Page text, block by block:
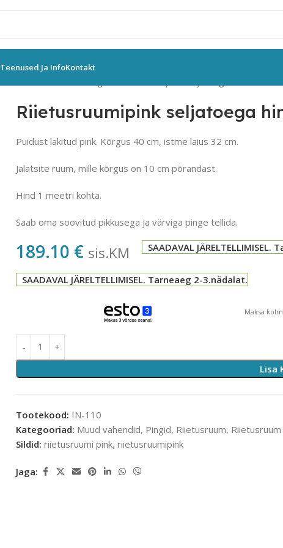
Teenused Ja InfoKontakt
Riietusruumipink seljatoega
Puidust lakitud pink. Kõrgus 40 cm, istme laius 32 cm.
Jalatsite ruum, mille kõrgus on 10 cm põrandast.
Hind 1 meetri kohta.
Saab oma soovitud pikkusega ja värviga pinge tellida.
189.10 € sis.KM SAADAVAL
SAADAVAL JÄRELTELLIMISEL. Tarneaeg 2-3.nädalat.
Maksa
Lisa
Tootekood: IN-110
Kategooriad: Muud vahendid, Pingid, Riietusruum,
Sildid: riietusruumi pink, riietusruumipink
Jaga: